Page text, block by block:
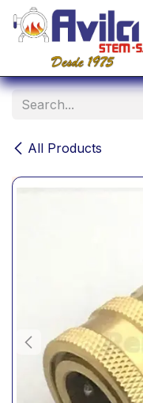
Skip to Content
All Products